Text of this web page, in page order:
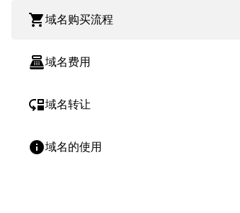
shopping_cart域名购买流程
point_of_sale域名费用
move_down域名转让
info域名的使用